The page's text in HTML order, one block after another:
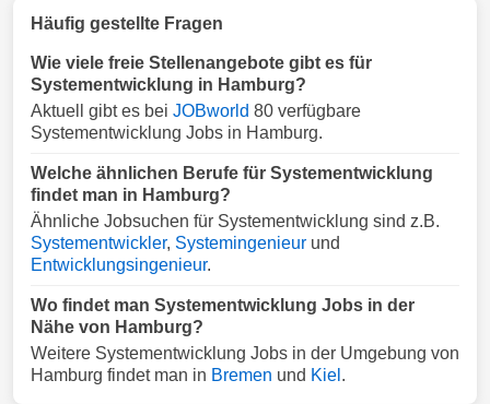
Häufig gestellte Fragen
Wie viele freie Stellenangebote gibt es für
Systementwicklung in Hamburg?
Aktuell gibt es bei JOBworld 80 verfügbare
Systementwicklung Jobs in Hamburg.
Welche ähnlichen Berufe für Systementwicklung
findet man in Hamburg?
Ähnliche Jobsuchen für Systementwicklung sind z.B.
Systementwickler, Systemingenieur und
Entwicklungsingenieur.
Wo findet man Systementwicklung Jobs in der
Nähe von Hamburg?
Weitere Systementwicklung Jobs in der Umgebung von
Hamburg findet man in Bremen und Kiel .